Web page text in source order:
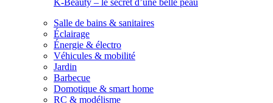
K-Beauty – le secret d’une belle peau
Salle de bains & sanitaires
Éclairage
Énergie & électro
Véhicules & mobilité
Jardin
Barbecue
Domotique & smart home
RC & modélisme